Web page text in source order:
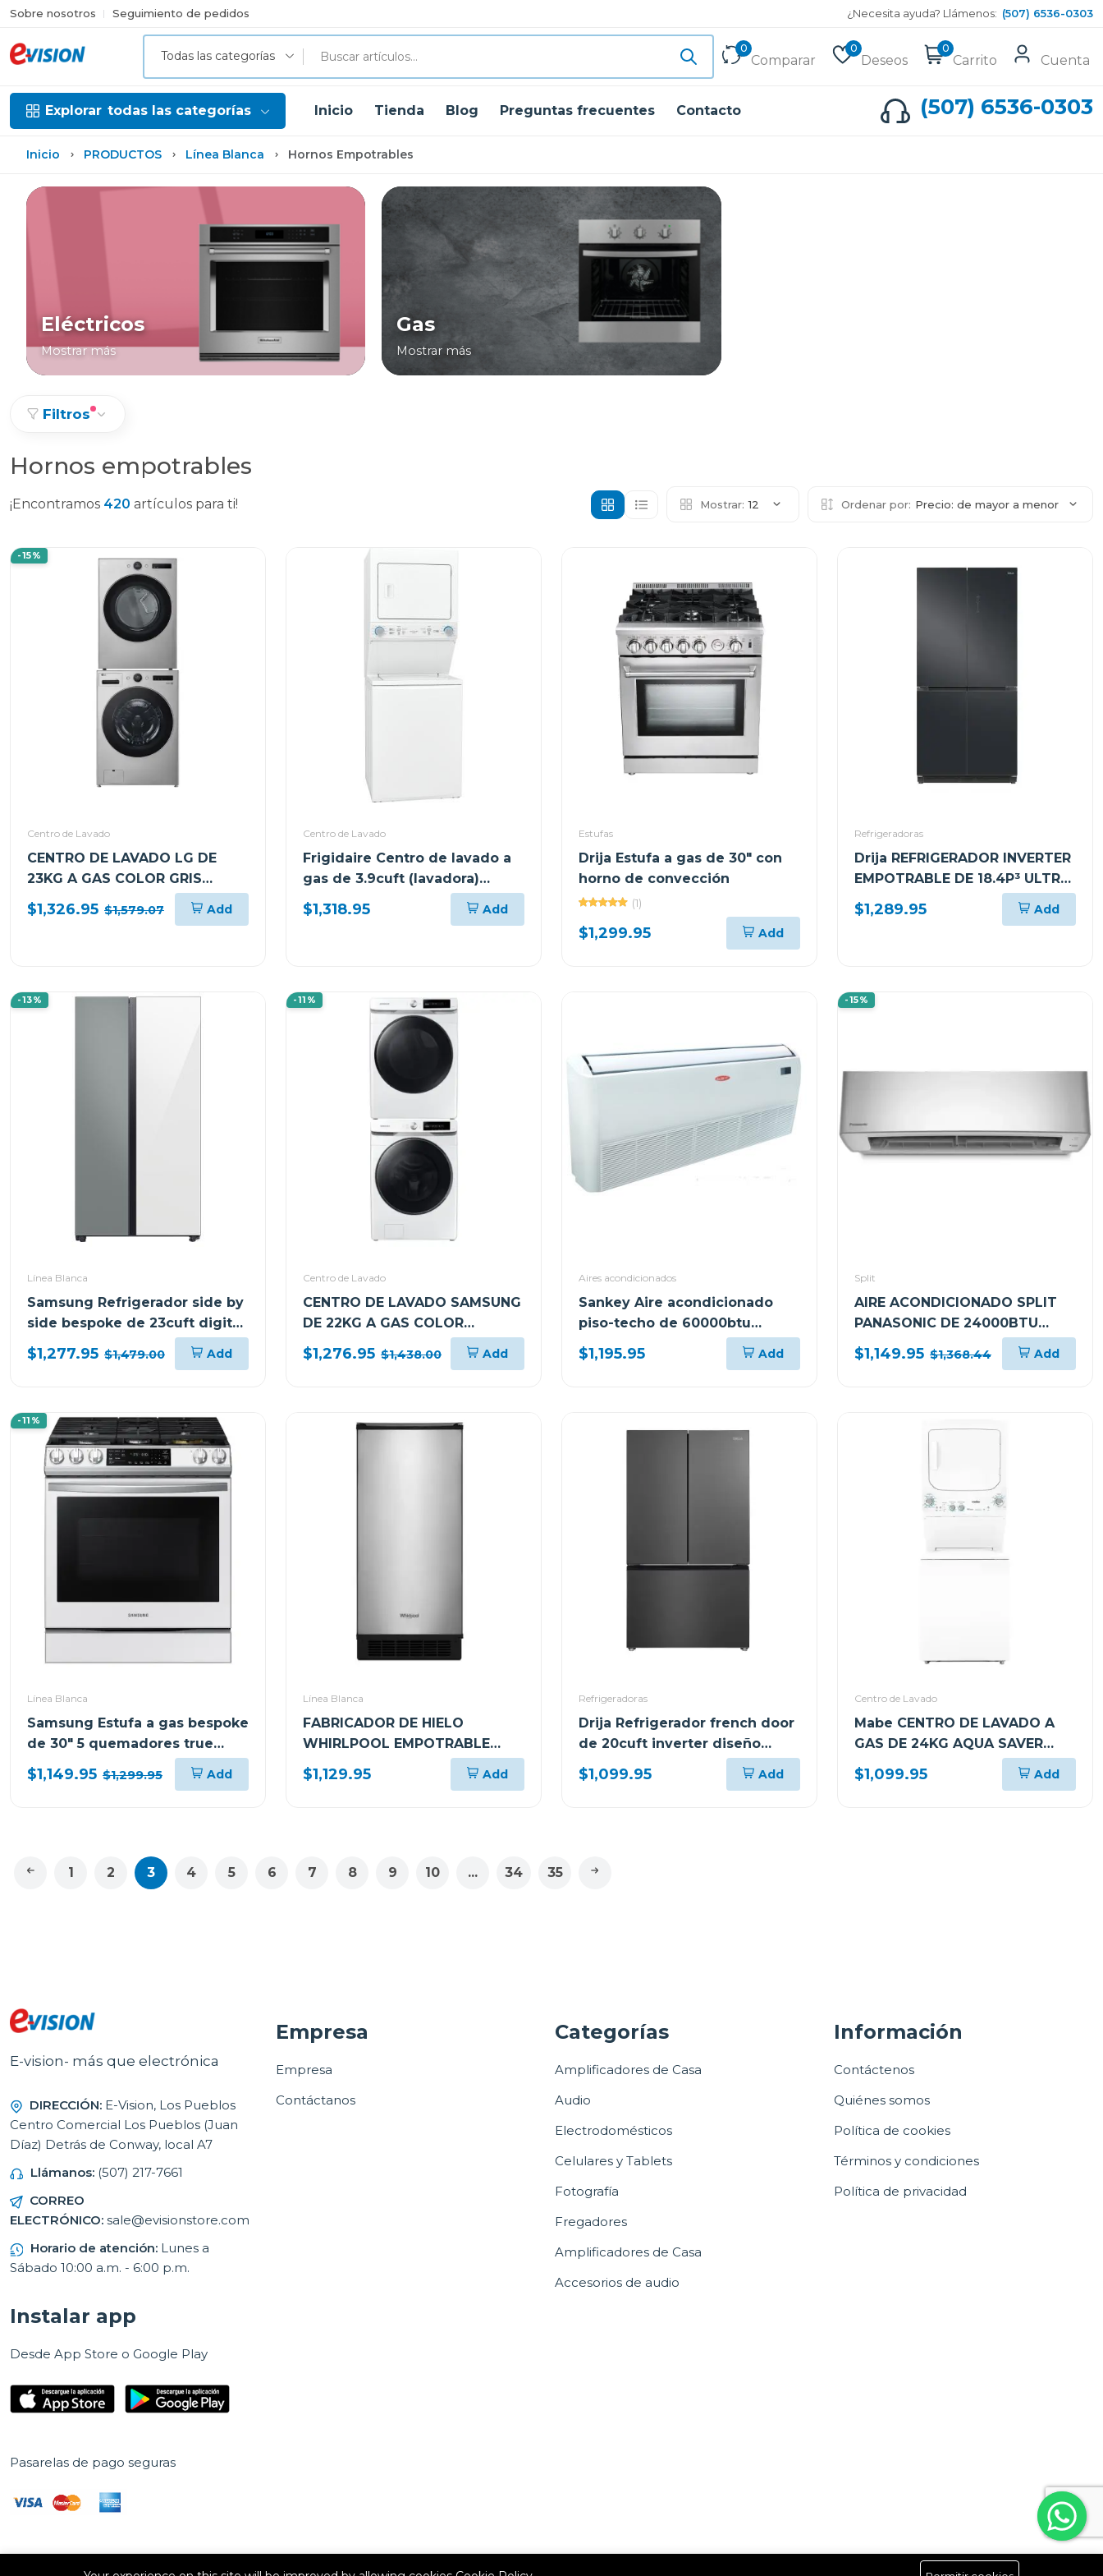
Sobre nosotros Seguimiento de pedidos ¿Necesita ayuda? Llámenos: (507) 6536-0303
Todas las categorías
0
Comparar
0
Deseos
0
Carrito Cuenta
Explorar todas las categorías Inicio Tienda Blog Preguntas frecuentes Contacto (507) 6536-0303
Inicio PRODUCTOS Línea Blanca Hornos Empotrables
Eléctricos
Mostrar más
Gas
Mostrar más
Filtros
Hornos empotrables
¡Encontramos 420 artículos para ti! Mostrar: 12 Ordenar por: Precio: de mayor a menor
-15%
Centro de Lavado
CENTRO DE LAVADO LG DE
23KG A GAS COLOR GRIS
WM23VFXS6/DF74VFXS6B
$1,326.95 $1,579.07 Add
Centro de Lavado
Frigidaire Centro de lavado a
gas de 3.9cuft (lavadora)
5.6cuft (secadora) flcg7522
$1,318.95 Add
Estufas
Drija Estufa a gas de 30" con
horno de convección
(1)
$1,299.95 Add
Refrigeradoras
Drija REFRIGERADOR INVERTER
EMPOTRABLE DE 18.4P³ ULTRA
FAST COOLING ACERO NEGRO
MATE 18CD4P
$1,289.95 Add
-13%
Línea Blanca
Samsung Refrigerador side by
side bespoke de 23cuft digital
inverter rs23cb700a7g
$1,277.95 $1,479.00 Add
-11%
Centro de Lavado
CENTRO DE LAVADO SAMSUNG
DE 22KG A GAS COLOR
BLANCO
WF22C6400/DV22C6370
$1,276.95 $1,438.00 Add
Aires acondicionados
Sankey Aire acondicionado
piso-techo de 60000btu
ek60r410
$1,195.95 Add
-15%
Split
AIRE ACONDICIONADO SPLIT
PANASONIC DE 24000BTU
SEER22 SERIE SU
CSCUSU24BKV2
$1,149.95 $1,368.44 Add
-11%
Línea Blanca
Samsung Estufa a gas bespoke
de 30" 5 quemadores true
convection nx60bb851512
$1,149.95 $1,299.95 Add
Línea Blanca
FABRICADOR DE HIELO
WHIRLPOOL EMPOTRABLE
CLEAR ICE WUI75X15
(ICEMAKER)
$1,129.95 Add
Refrigeradoras
Drija Refrigerador french door
de 20cuft inverter diseño
acero black
$1,099.95 Add
Centro de Lavado
Mabe CENTRO DE LAVADO A
GAS DE 24KG AQUA SAVER
BLANCO L2440PSBB0
$1,099.95 Add
1 2 3 4 5 6 7 8 9 10 ... 34 35
E-vision- más que electrónica
DIRECCIÓN: E-Vision, Los Pueblos
Centro Comercial Los Pueblos (Juan
Díaz) Detrás de Conway, local A7
Llámanos: (507) 217-7661
CORREO
ELECTRÓNICO: sale@evisionstore.com
Horario de atención: Lunes a
Sábado 10:00 a.m. - 6:00 p.m.
Empresa
Empresa
Contáctanos
Categorías
Amplificadores de Casa
Audio
Electrodomésticos
Celulares y Tablets
Fotografía
Fregadores
Amplificadores de Casa
Accesorios de audio
Información
Contáctenos
Quiénes somos
Política de cookies
Términos y condiciones
Política de privacidad
Instalar app
Desde App Store o Google Play
Pasarelas de pago seguras